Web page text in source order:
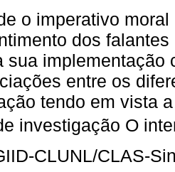
o imperativo
dos
sua implementação
entre os
tendo em vista
investigação O
CLUNL/CLAS-